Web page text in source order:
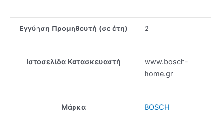
Εγγύηση Προμηθευτή (σε έτη) 2
Ιστοσελίδα Κατασκευαστή
www.bosch-
home.gr
Μάρκα BOSCH